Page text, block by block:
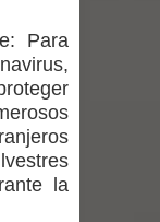
y otros
el
Para
la